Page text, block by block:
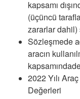
kapsamı
(üçüncü
zararlar dahil)
Sözleşmede
aracın
kapsamında
2022 Yılı
Değerleri